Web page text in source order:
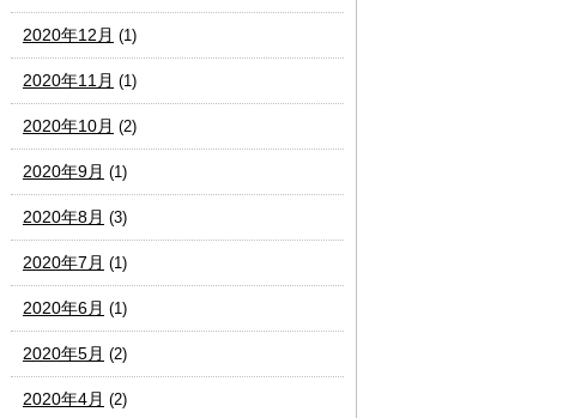
2020年12月 (1)
2020年11月 (1)
2020年10月 (2)
2020年9月 (1)
2020年8月 (3)
2020年7月 (1)
2020年6月 (1)
2020年5月 (2)
2020年4月 (2)